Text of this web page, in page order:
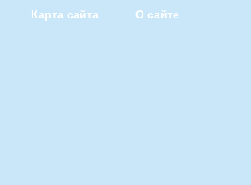
Карта сайта О сайте